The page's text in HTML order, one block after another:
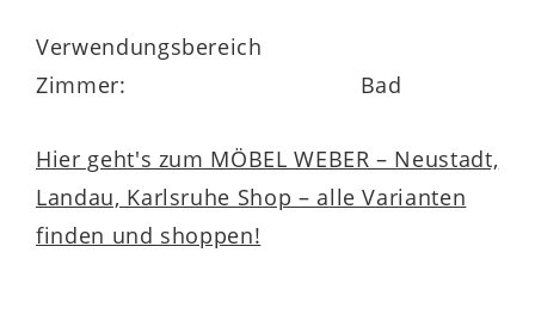
Verwendungsbereich
Zimmer:
Bad
Hier geht's zum MÖBEL WEBER – Neustadt,
Landau, Karlsruhe Shop – alle Varianten
finden und shoppen!